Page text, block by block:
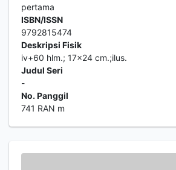
pertama
ISBN/ISSN
9792815474
Deskripsi Fisik
iv+60 hlm.; 17x24 cm.;ilus.
Judul Seri
-
No. Panggil
741 RAN m